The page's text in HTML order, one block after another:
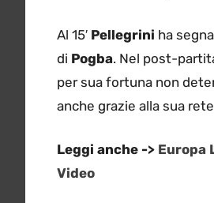
Al 15′ Pellegrini ha
di Pogba. Nel post-
per sua fortuna non
anche grazie alla sua
Leggi anche -> Europa
Video